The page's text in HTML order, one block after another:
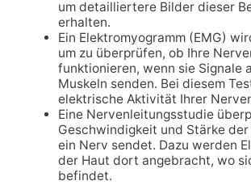
um detailliertere Bilder dieser
erhalten.
Ein Elektromyogramm (EMG)
um zu überprüfen, ob Ihre
funktionieren, wenn sie Signale
Muskeln senden. Bei diesem
elektrische Aktivität Ihrer
Eine Nervenleitungsstudie
Geschwindigkeit und Stärke
ein Nerv sendet. Dazu werden
der Haut dort angebracht, wo
befindet.